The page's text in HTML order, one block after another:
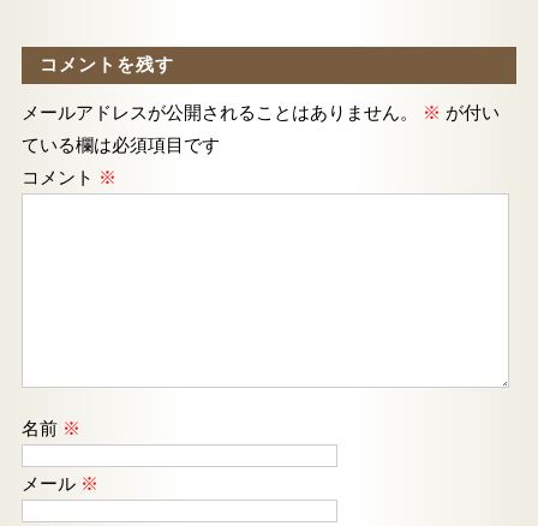
コメントを残す
メールアドレスが公開されることはありません。 ※ が付い
ている欄は必須項目です
コメント ※
名前 ※
メール ※